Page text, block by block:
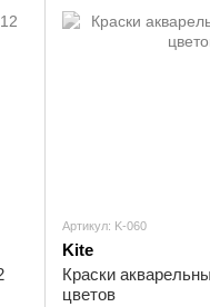
Артикул: K-060
Kite
Краски
цветов